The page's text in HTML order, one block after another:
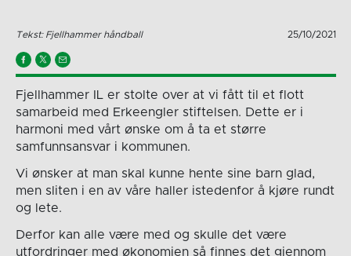
Tekst: Fjellhammer håndball 25/10/2021
Fjellhammer IL er stolte over at vi fått til et flott
samarbeid med Erkeengler stiftelsen. Dette er i
harmoni med vårt ønske om å ta et større
samfunnsansvar i kommunen.
Vi ønsker at man skal kunne hente sine barn glad,
men sliten i en av våre haller istedenfor å kjøre rundt
og lete.
Derfor kan alle være med og skulle det være
utfordringer med økonomien så finnes det gjennom